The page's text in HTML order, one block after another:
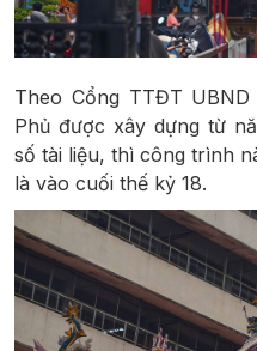
Theo Cổng TTĐT
Phủ được xây dựng từ
số tài liệu, thì công trình
là vào cuối thế kỷ 18.